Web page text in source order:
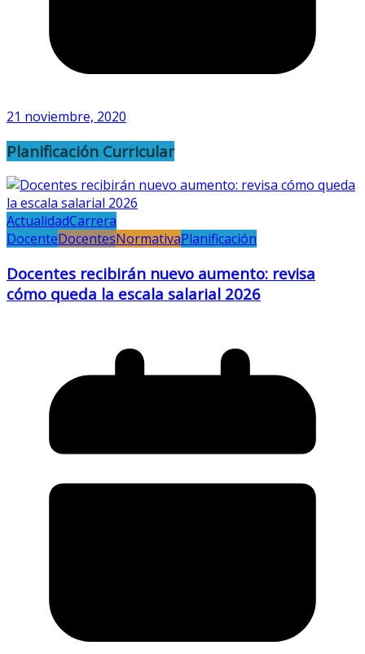
21 noviembre, 2020
Planificación Curricular
ActualidadCarrera
DocenteDocentesNormativaPlanificación
Docentes recibirán nuevo aumento: revisa
cómo queda la escala salarial 2026